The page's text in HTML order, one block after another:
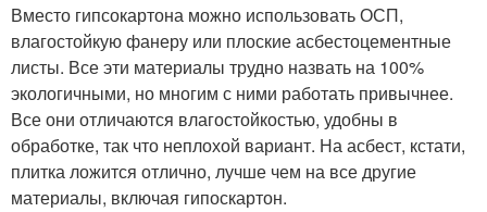
Вместо гипсокартона можно использовать ОСП,
влагостойкую фанеру или плоские асбестоцементные
листы. Все эти материалы трудно назвать на 100%
экологичными, но многим с ними работать привычнее.
Все они отличаются влагостойкостью, удобны в
обработке, так что неплохой вариант. На асбест, кстати,
плитка ложится отлично, лучше чем на все другие
материалы, включая гипоскартон.